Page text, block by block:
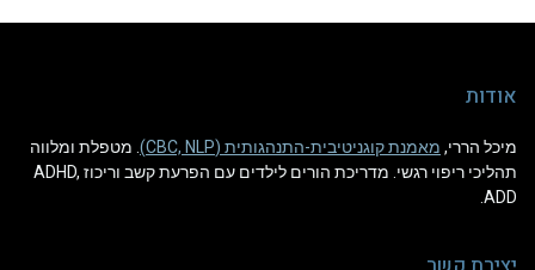
אודות
מיכל הררי,מאמנת קוגניטיבית-התנהגותית (CBC, NLP)
. מטפלת ומלווה
תהליכי ריפוי רגשי. מדריכת הורים לילדים עם הפרעת קשב וריכוז ADHD,
ADD.